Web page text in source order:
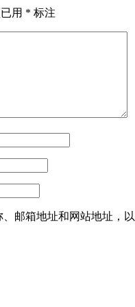
用 * 标注
邮箱地址和网站地址，以